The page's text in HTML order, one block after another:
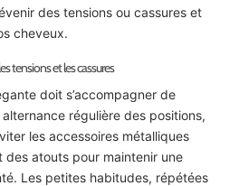
des tensions ou cassures et
cheveux.
tensions et les cassures
doit s’accompagner de
régulière des positions,
les accessoires métalliques
des atouts pour maintenir une
Les petites habitudes, répétées